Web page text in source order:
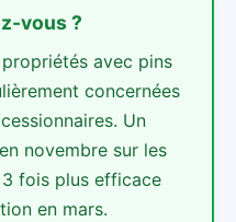
vous ?
avec pins
concernées
Un
novembre sur les
fois plus efficace
en mars.